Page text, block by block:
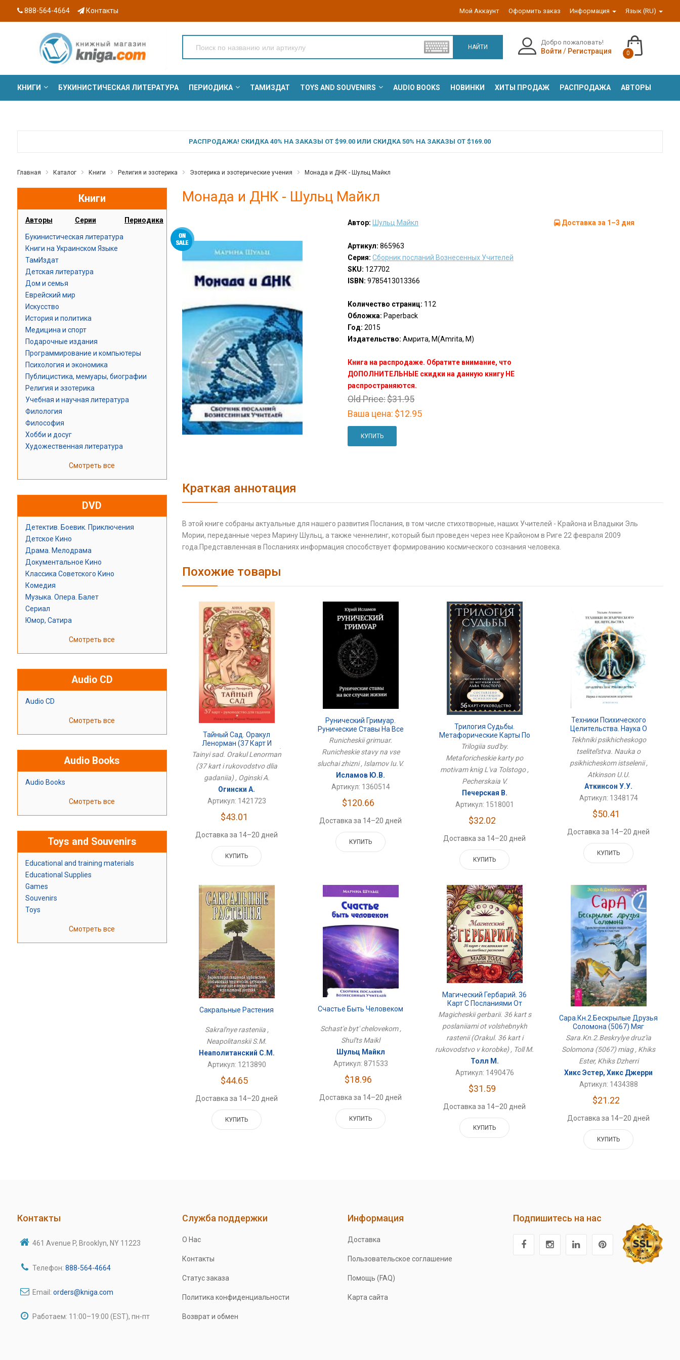
888-564-4664 Контакты Мой Аккаунт Оформить заказ Информация Язык (RU)
НАЙТИ
Добро пожаловать!
Войти / Регистрация 0
КНИГИ БУКИНИСТИЧЕСКАЯ ЛИТЕРАТУРА ПЕРИОДИКА ТАМИЗДАТ TOYS AND SOUVENIRS AUDIO BOOKS НОВИНКИ ХИТЫ ПРОДАЖ РАСПРОДАЖА АВТОРЫ
РАСПРОДАЖА! СКИДКА 40% НА ЗАКАЗЫ ОТ $99.00 ИЛИ СКИДКА 50% НА ЗАКАЗЫ ОТ $169.00
Главная Каталог Книги Религия и эзотерика Эзотерика и эзотерические учения Монада и ДНК - Шульц Майкл
Книги
Авторы Серии Периодика
Букинистическая литература
Книги на Украинском Языке
ТамИздат
Детская литература
Дом и семья
Еврейский мир
Искусство
История и политика
Медицина и спорт
Подарочные издания
Программирование и компьютеры
Психология и экономика
Публицистика, мемуары, биографии
Религия и эзотерика
Учебная и научная литература
Филология
Философия
Хобби и досуг
Художественная литература
Смотреть все
DVD
Детектив. Боевик. Приключения
Детское Кино
Драма. Мелодрама
Документальное Кино
Классика Советского Кино
Комедия
Музыка. Опера. Балет
Сериал
Юмор, Сатира
Смотреть все
Audio CD
Audio CD
Смотреть все
Audio Books
Audio Books
Смотреть все
Toys and Souvenirs
Educational and training materials
Educational Supplies
Games
Souvenirs
Toys
Смотреть все
Монада и ДНК - Шульц Майкл
Автор: Шульц Майкл
Артикул: 865963
Серия: Сборник посланий Вознесенных Учителей
SKU: 127702
ISBN: 9785413013366
Количество страниц: 112
Обложка: Paperback
Год: 2015
Издательство: Амрита, М(Amrita, M)
Книга на распродаже. Обратите внимание, что
ДОПОЛНИТЕЛЬНЫЕ скидки на данную книгу НЕ
распространяются.
Old Price:$31.95
Ваша цена: $12.95
КУПИТЬ
Доставка за 1–3 дня
Краткая аннотация
В этой книге собраны актуальные для нашего развития Послания, в том числе стихотворные, наших Учителей - Крайона и Владыки Эль
Мории, переданные через Марину Шульц, а также ченнелинг, который был проведен через нее Крайоном в Риге 22 февраля 2009
года.Представленная в Посланиях информация способствует формированию космического сознания человека.
Похожие товары
Тайный Сад. Оракул
Ленорман (37 Карт И
Руководство Для Гадания)
Tainyi sad. Orakul Lenorman
(37 kart i rukovodstvo dlia
gadaniia) , Oginski A.
Огински А.
Артикул: 1421723
$43.01
Доставка за 14–20 дней
КУПИТЬ
Рунический Гримуар.
Рунические Ставы На Все
Случаи Жизни
Runicheskii grimuar.
Runicheskie stavy na vse
sluchai zhizni , Islamov Iu.V.
Исламов Ю.В.
Артикул: 1360514
$120.66
Доставка за 14–20 дней
КУПИТЬ
Трилогия Судьбы.
Метафорические Карты По
Мотивам Книг Льва Толстого
Trilogiia sud'by.
Metaforicheskie karty po
motivam knig L'va Tolstogo ,
Pecherskaia V.
Печерская В.
Артикул: 1518001
$32.02
Доставка за 14–20 дней
КУПИТЬ
Техники Психического
Целительства. Наука О
Психическом Исцелении
Tekhniki psikhicheskogo
tselitel'stva. Nauka o
psikhicheskom istselenii ,
Atkinson U.U.
Аткинсон У.У.
Артикул: 1348174
$50.41
Доставка за 14–20 дней
КУПИТЬ
Сакральные Растения
Sakral'nye rasteniia ,
Neapolitanskii S.M.
Неаполитанский С.М.
Артикул: 1213890
$44.65
Доставка за 14–20 дней
КУПИТЬ
Счастье Быть Человеком
Schast'e byt' chelovekom ,
Shul'ts Maikl
Шульц Майкл
Артикул: 871533
$18.96
Доставка за 14–20 дней
КУПИТЬ
Магический Гербарий. 36
Карт С Посланиями От
Волшебных Растений
(Оракул. 36 Карт И
Руководство В Коробке)
Magicheskii gerbarii. 36 kart s
poslaniiami ot volshebnykh
rastenii (Orakul. 36 kart i
rukovodstvo v korobke) , Toll M.
Толл М.
Артикул: 1490476
$31.59
Доставка за 14–20 дней
КУПИТЬ
Сара.Кн.2.Бескрылые Друзья
Соломона (5067) Мяг
Sara.Kn.2.Beskrylye druz'ia
Solomona (5067) miag , Khiks
Ester, Khiks Dzherri
Хикс Эстер, Хикс Джерри
Артикул: 1434388
$21.22
Доставка за 14–20 дней
КУПИТЬ
Контакты
461 Avenue P, Brooklyn, NY 11223
Телефон: 888-564-4664
Email: orders@kniga.com
Работаем: 11:00–19:00 (EST), пн-пт
Служба поддержки
О Нас
Контакты
Статус заказа
Политика конфиденциальности
Возврат и обмен
Информация
Доставка
Пользовательское соглашение
Помощь (FAQ)
Карта сайта
Подпишитесь на нас